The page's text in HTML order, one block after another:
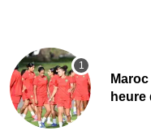
heure